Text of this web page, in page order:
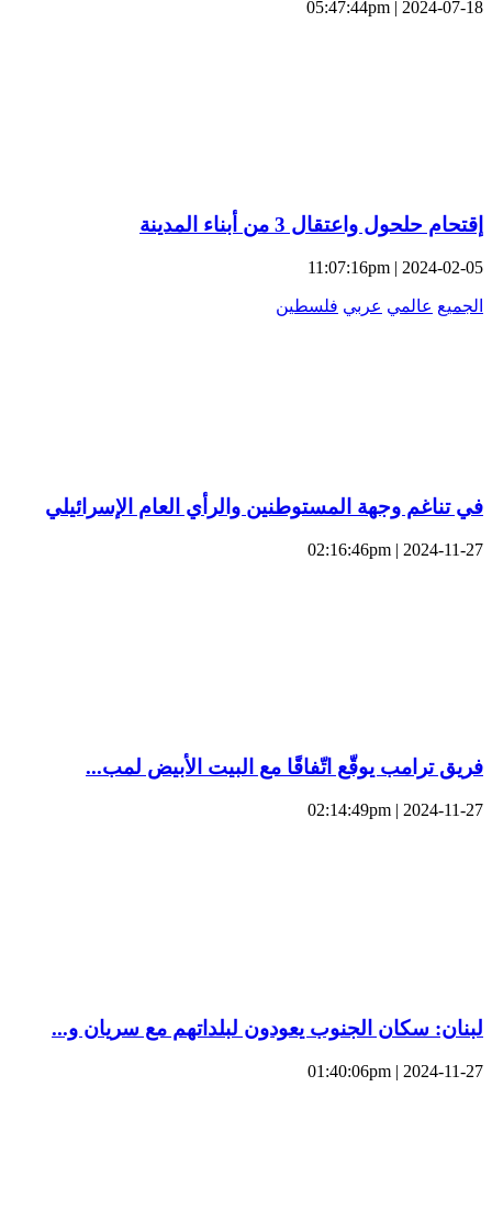
2024-07-18 | 05:47:44pm
إقتحام حلحول واعتقال 3 من أبناء المدينة
2024-02-05 | 11:07:16pm
الجميع عالمي عربي فلسطين
في تناغم وجهة المستوطنين والرأي العام الإسرائيلي
2024-11-27 | 02:16:46pm
فريق ترامب يوقّع اتّفاقًا مع البيت الأبيض لمب...
2024-11-27 | 02:14:49pm
لبنان: سكان الجنوب يعودون لبلداتهم مع سريان و...
2024-11-27 | 01:40:06pm